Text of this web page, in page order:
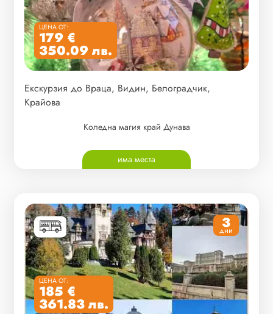
ЦЕНА ОТ:
179 €
350.09 лв.
Екскурзия до Враца, Видин, Белоградчик,
Крайова
Коледна магия край Дунава
има места
3
дни
ЦЕНА ОТ:
185 €
361.83 лв.